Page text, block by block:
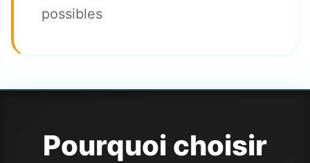
possibles
Pourquoi choisir